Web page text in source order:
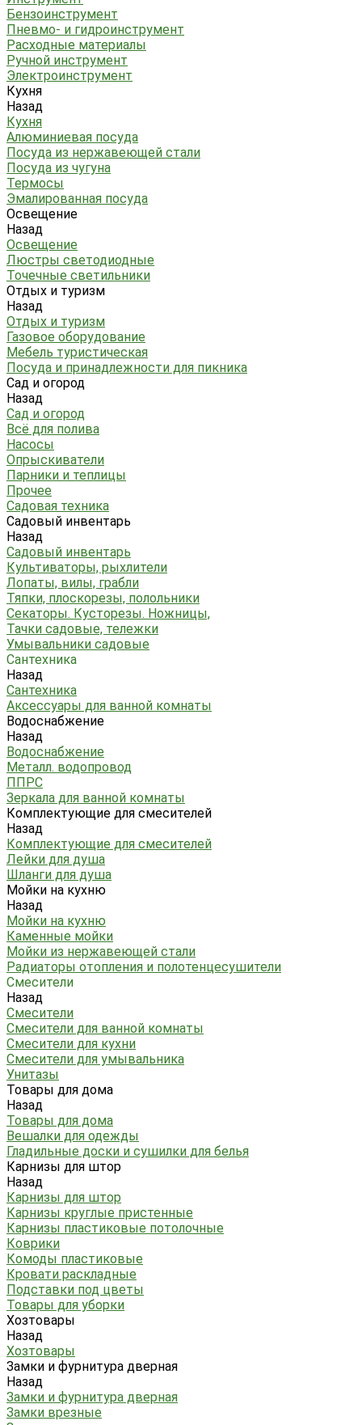
Бензоинструмент
Пневмо- и гидроинструмент
Расходные материалы
Ручной инструмент
Электроинструмент
Кухня
Назад
Кухня
Алюминиевая посуда
Посуда из нержавеющей стали
Посуда из чугуна
Термосы
Эмалированная посуда
Освещение
Назад
Освещение
Люстры светодиодные
Точечные светильники
Отдых и туризм
Назад
Отдых и туризм
Газовое оборудование
Мебель туристическая
Посуда и принадлежности для пикника
Сад и огород
Назад
Сад и огород
Всё для полива
Насосы
Опрыскиватели
Парники и теплицы
Прочее
Садовая техника
Садовый инвентарь
Назад
Садовый инвентарь
Культиваторы, рыхлители
Лопаты, вилы, грабли
Тяпки, плоскорезы, полольники
Секаторы. Кусторезы. Ножницы,
Тачки садовые, тележки
Умывальники садовые
Сантехника
Назад
Сантехника
Аксессуары для ванной комнаты
Водоснабжение
Назад
Водоснабжение
Металл. водопровод
ППРС
Зеркала для ванной комнаты
Комплектующие для смесителей
Назад
Комплектующие для смесителей
Лейки для душа
Шланги для душа
Мойки на кухню
Назад
Мойки на кухню
Каменные мойки
Мойки из нержавеющей стали
Радиаторы отопления и полотенцесушители
Смесители
Назад
Смесители
Смесители для ванной комнаты
Смесители для кухни
Смесители для умывальника
Унитазы
Товары для дома
Назад
Товары для дома
Вешалки для одежды
Гладильные доски и сушилки для белья
Карнизы для штор
Назад
Карнизы для штор
Карнизы круглые пристенные
Карнизы пластиковые потолочные
Коврики
Комоды пластиковые
Кровати раскладные
Подставки под цветы
Товары для уборки
Хозтовары
Назад
Хозтовары
Замки и фурнитура дверная
Назад
Замки и фурнитура дверная
Замки врезные